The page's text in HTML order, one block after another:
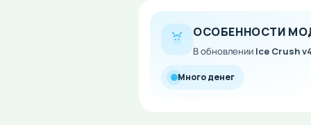
ОСОБЕННОСТИ
В обновлении Ice Crush
Много денег